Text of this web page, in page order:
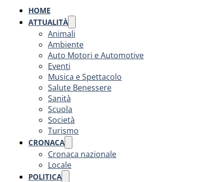
HOME
ATTUALITÀ
Animali
Ambiente
Auto Motori e Automotive
Eventi
Musica e Spettacolo
Salute Benessere
Sanità
Scuola
Società
Turismo
CRONACA
Cronaca nazionale
Locale
POLITICA